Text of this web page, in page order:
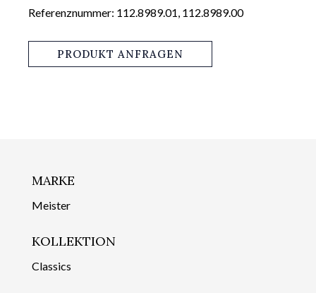
Referenznummer: 112.8989.01, 112.8989.00
PRODUKT ANFRAGEN
MARKE
Meister
KOLLEKTION
Classics